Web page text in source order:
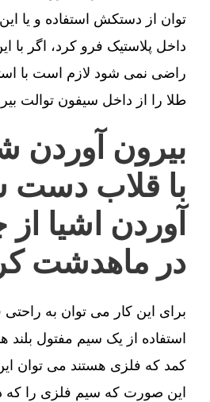
توان از دستکش استفاده و یا
داخل پلاستیک فرو کرد، اگر با
راضی نمی شود لازم است با
طلا را از داخل سیفون توالت
بیرون آوردن
با قلاب دست
آوردن اشیا
در ماهدشت
برای این کار می توان به
استفاده از یک سیم مفتول
کمد که فلزی هستند می توان این
این صورت که سیم فلزی را که